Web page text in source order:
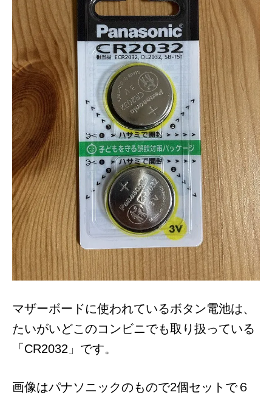
マザーボードに使われているボタン電池は、
たいがいどこのコンビニでも取り扱っている
「CR2032」です。
画像はパナソニックのもので2個セットで６